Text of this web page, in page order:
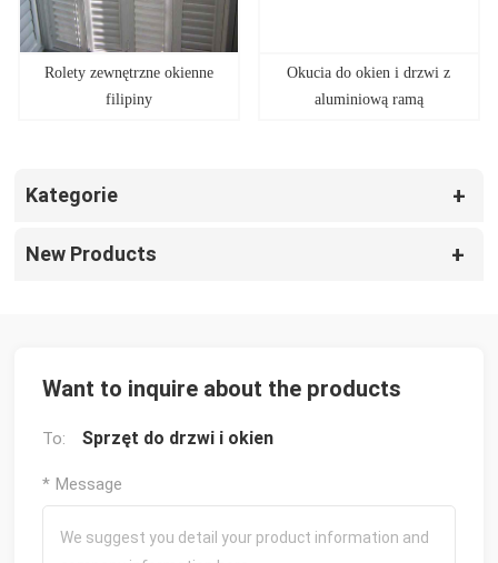
Rolety zewnętrzne okienne
filipiny
Okucia do okien i drzwi z
aluminiową ramą
Kategorie
New Products
Want to inquire about the products
To: Sprzęt do drzwi i okien
* Message